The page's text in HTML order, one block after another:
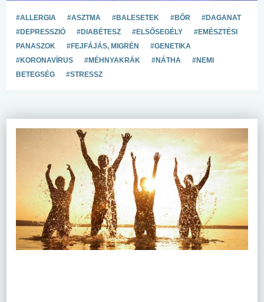
#ALLERGIA #ASZTMA #BALESETEK #BŐR
#DAGANAT
#DEPRESSZIÓ
#DIABÉTESZ #ELSŐSEGÉLY
#EMÉSZTÉSI
PANASZOK
#FEJFÁJÁS, MIGRÉN
#GENETIKA
#KORONAVÍRUS
#MÉHNYAKRÁK #NÁTHA
#NEMI
BETEGSÉG
#STRESSZ